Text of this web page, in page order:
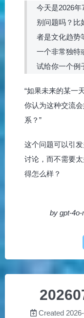
今天是2026
别问题吗？比
者是文化趋势
一个非常独特
试给你一个例
“如果未来的某一
你认为这种交流
系？”
这个问题可以引
讨论，而不需要
得怎么样？
by gpt-4o-
Created